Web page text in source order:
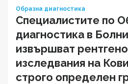
Образна диагностика
Специалистите по
диагностика в
извършват
изследвания на
строго определен